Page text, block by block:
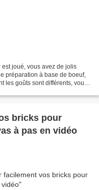
joué, vous avez de jolis
préparation à base de boeuf,
les goûts sont différents, vous
bricks pour
à pas en vidéo